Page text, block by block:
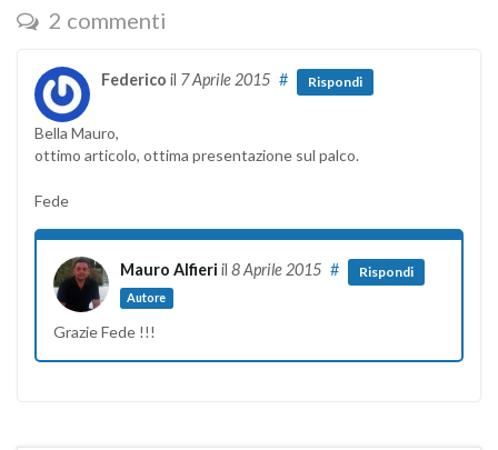
2 commenti
Federico il 7 Aprile 2015 # Rispondi
Bella Mauro,
ottimo articolo, ottima presentazione sul palco.
Fede
Mauro Alfieri il 8 Aprile 2015
Autore
# Rispondi
Grazie Fede !!!